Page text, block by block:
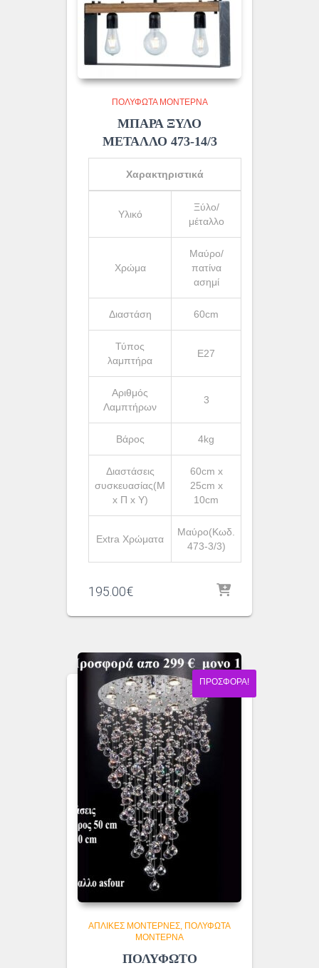
ΠΟΛΎΦΩΤΑ ΜΟΝΤΈΡΝΑ
ΜΠΑΡΑ ΞΥΛΟ
ΜΕΤΑΛΛΟ 473-14/3
Χαρακτηριστικά
Υλικό
Ξύλο/
μέταλλο
Χρώμα
Μαύρο/
πατίνα
ασημί
Διαστάση 60cm
Τύπος
λαμπτήρα
Ε27
Αριθμός
Λαμπτήρων
3
Βάρος 4kg
Διαστάσεις
συσκευασίας(Μ
x Π x Υ)
60cm x
25cm x
10cm
Extra Χρώματα
Μαύρο(Κωδ.
473-3/3)
195.00€
ΠΡΟΣΦΟΡΆ!
ΑΠΛΊΚΕΣ ΜΟΝΤΈΡΝΕΣ ΠΟΛΎΦΩΤΑ
ΜΟΝΤΈΡΝΑ
ΠΟΛΥΦΩΤΟ